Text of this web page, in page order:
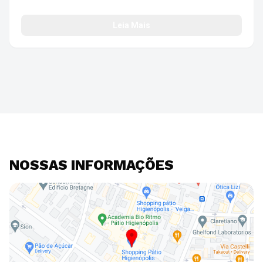
NOSSAS INFORMAÇÕES